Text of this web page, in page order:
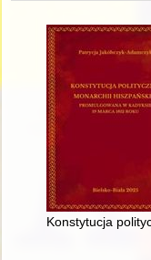
Konstytucja